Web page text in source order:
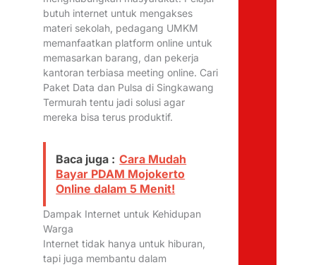
butuh internet untuk mengakses
materi sekolah, pedagang UMKM
memanfaatkan platform online untuk
memasarkan barang, dan pekerja
kantoran terbiasa meeting online. Cari
Paket Data dan Pulsa di Singkawang
Termurah tentu jadi solusi agar
mereka bisa terus produktif.
Baca juga : Cara Mudah
Bayar PDAM Mojokerto
Online dalam 5 Menit!
Dampak Internet untuk Kehidupan
Warga
Internet tidak hanya untuk hiburan,
tapi juga membantu dalam